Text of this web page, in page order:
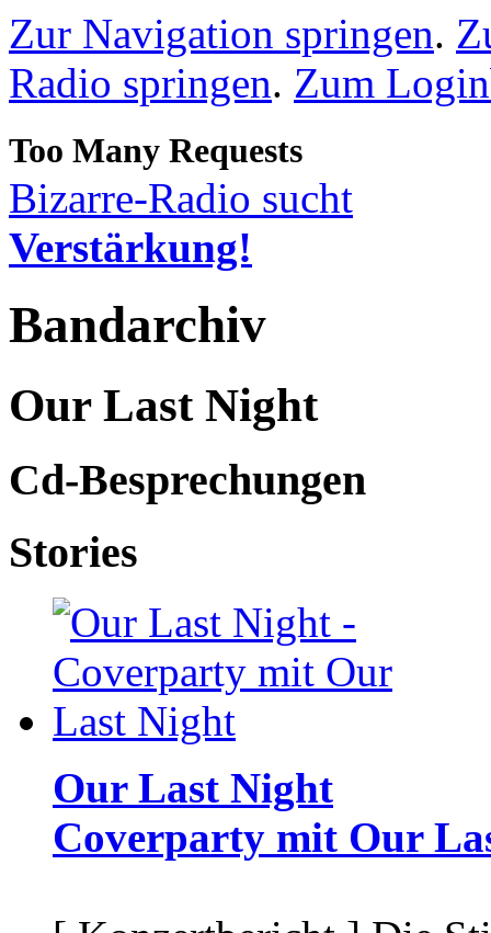
Zur Navigation springen.
Radio springen. Zum
Bizarre-Radio sucht
Verstärkung!
Bandarchiv
Our Last Night
Cd-Besprechungen
Stories
Our Last Night
Coverparty mit Our